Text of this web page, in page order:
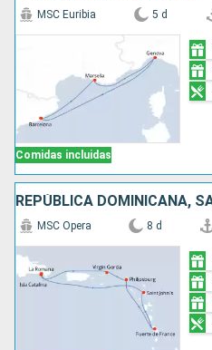
Comidas incluidas
MSC Euribia 5 d
MSC Opera 8 d